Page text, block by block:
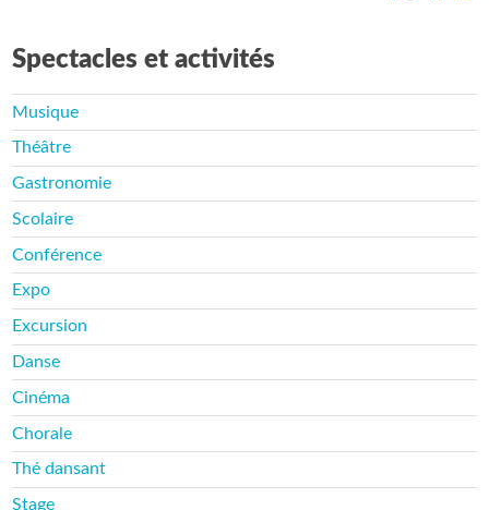
Spectacles et activités
Musique
Théâtre
Gastronomie
Scolaire
Conférence
Expo
Excursion
Danse
Cinéma
Chorale
Thé dansant
Stage